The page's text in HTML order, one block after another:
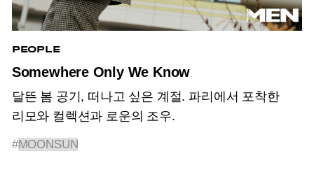
PEOPLE
Somewhere Only We Know
달뜬 봄 공기, 떠나고 싶은 계절. 파리에서 포착한
리모와 컬렉션과 로운의 조우.
#MOONSUN